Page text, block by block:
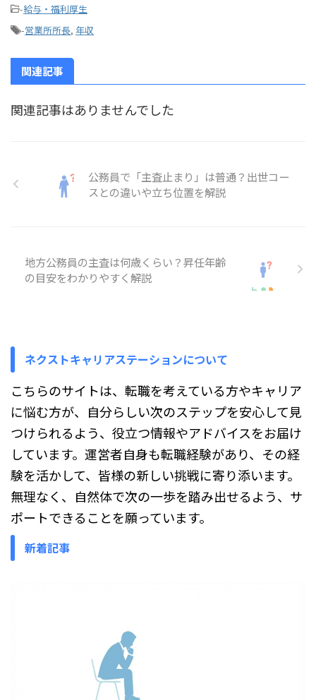
-給与・福利厚生
-営業所所長, 年収
関連記事
関連記事はありませんでした
公務員で「主査止まり」は普通？出世コー
スとの違いや立ち位置を解説
地方公務員の主査は何歳くらい？昇任年齢
の目安をわかりやすく解説
ネクストキャリアステーションについて
こちらのサイトは、転職を考えている方やキャリア
に悩む方が、自分らしい次のステップを安心して見
つけられるよう、役立つ情報やアドバイスをお届け
しています。運営者自身も転職経験があり、その経
験を活かして、皆様の新しい挑戦に寄り添います。
無理なく、自然体で次の一歩を踏み出せるよう、サ
ポートできることを願っています。
新着記事